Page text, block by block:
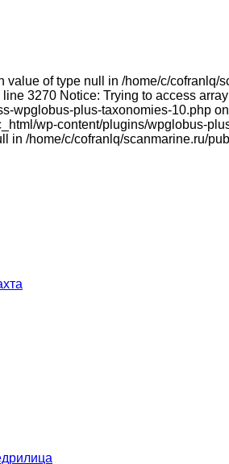
value of type null in /home/c/
3270 Notice: Trying to access
wpglobus-plus-taxonomies-10.php
wp-content/plugins/wpglobus-
in /home/c/cofranlq/scanmarine.ru/